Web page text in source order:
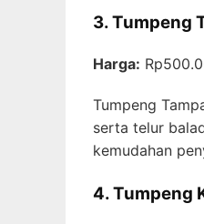
3. Tumpeng
Harga:
Tumpeng
serta telur
kemudahan
4. Tumpeng